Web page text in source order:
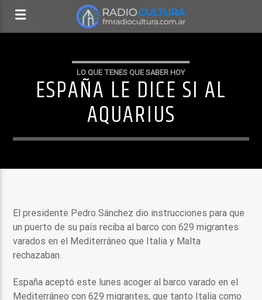
LO QUE TENES QUE SABER HOY
ESPAÑA LE DICE SI AL
AQUARIUS
El presidente Pedro Sánchez dio instrucciones para que
un puerto de su país reciba al barco con 629 migrantes
varados en el Mediterráneo que Italia y Malta
rechazaban.
España aceptó este lunes acoger al barco varado en el
Mediterráneo con 629 migrantes, que tanto Italia como